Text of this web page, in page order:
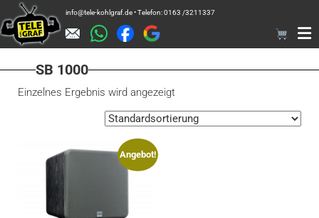
Zum
Inhalt
springen
info@tele-kohlgraf.de • Telefon: 0163 /3211337
SB 1000
Einzelnes Ergebnis wird angezeigt
Angebot!